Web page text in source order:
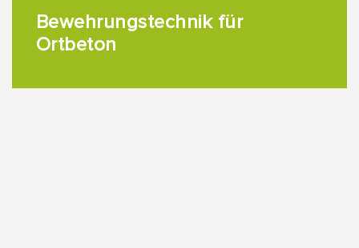
Bewehrungstechnik für
Ortbeton